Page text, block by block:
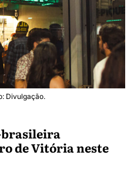
Divulgação.
brasileira
de Vitória neste